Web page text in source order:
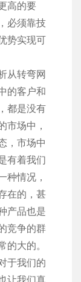
高的要
必须靠技
势实现可
从转弯网
的客户和
都是没有
市场中，
，市场中
有着我们
种情况，
在的，甚
产品也是
竞争的群
的大的。
于我们的